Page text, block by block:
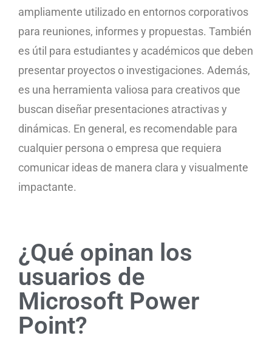
ampliamente utilizado en entornos corporativos
para reuniones, informes y propuestas. También
es útil para estudiantes y académicos que deben
presentar proyectos o investigaciones. Además,
es una herramienta valiosa para creativos que
buscan diseñar presentaciones atractivas y
dinámicas. En general, es recomendable para
cualquier persona o empresa que requiera
comunicar ideas de manera clara y visualmente
impactante.
¿Qué opinan los
usuarios de
Microsoft Power
Point?